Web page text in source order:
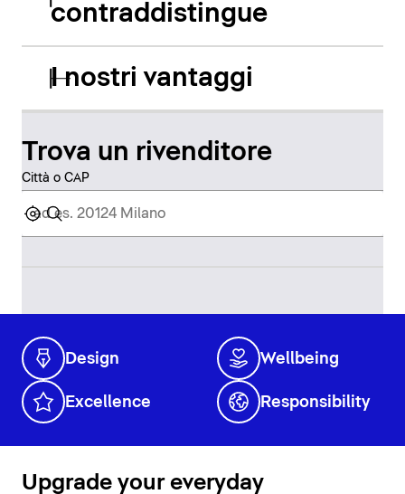
contraddistingue
I nostri vantaggi
Trova un rivenditore
Città o CAP
Design Wellbeing
Excellence Responsibility
Upgrade your everyday